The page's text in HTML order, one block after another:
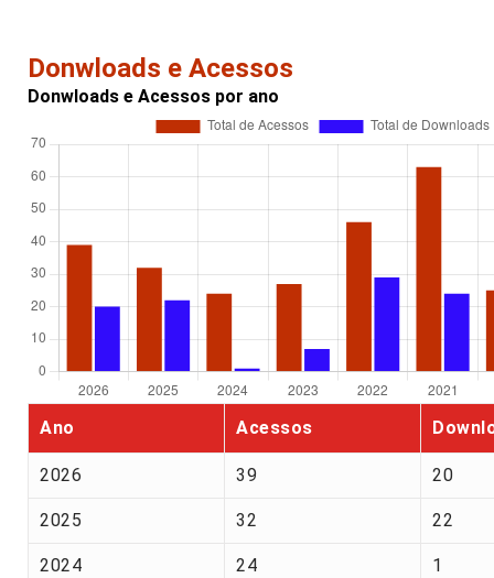
Donwloads e Acessos
Donwloads e Acessos por ano
Ano Acessos
2026 39 20
2025 32 22
2024 24 1